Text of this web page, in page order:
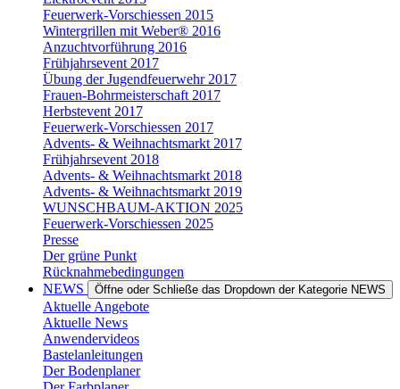
Feuerwerk-Vorschiessen 2015
Wintergrillen mit Weber® 2016
Anzuchtvorführung 2016
Frühjahrsevent 2017
Übung der Jugendfeuerwehr 2017
Frauen-Bohrmeisterschaft 2017
Herbstevent 2017
Feuerwerk-Vorschiessen 2017
Advents- & Weihnachtsmarkt 2017
Frühjahrsevent 2018
Advents- & Weihnachtsmarkt 2018
Advents- & Weihnachtsmarkt 2019
WUNSCHBAUM-AKTION 2025
Feuerwerk-Vorschiessen 2025
Presse
Der grüne Punkt
Rücknahmebedingungen
NEWS
Öffne oder Schließe das Dropdown der Kategorie NEWS
Aktuelle Angebote
Aktuelle News
Anwendervideos
Bastelanleitungen
Der Bodenplaner